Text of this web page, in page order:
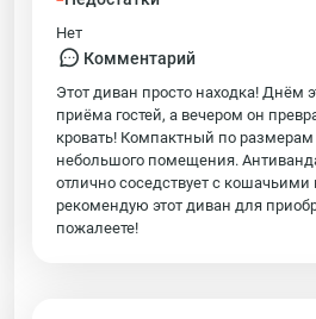
Нет
Комментарий
Этот диван просто находка! Днём
приёма гостей, а вечером он
кровать! Компактный по
небольшого помещения.
отлично соседствует с кошачьими
рекомендую этот диван для
пожалеете!